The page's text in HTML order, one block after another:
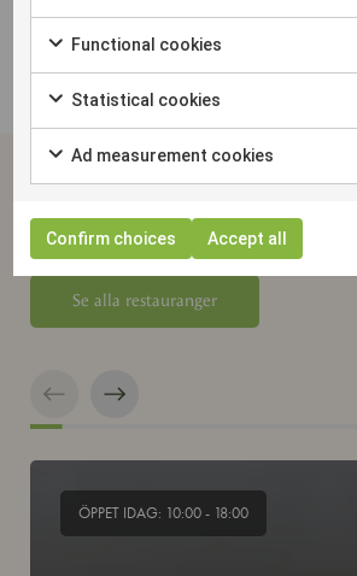
Vi finns på dessa
Se alla restauranger
ÖPPET IDAG: 10:00 - 18:00
Functional cookies
Statistical cookies
Ad measurement cookies
Confirm choices Accept all